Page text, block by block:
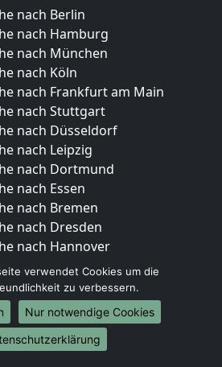
nach Berlin
nach Hamburg
nach München
nach Köln
nach Frankfurt am Main
nach Stuttgart
nach Düsseldorf
nach Leipzig
nach Dortmund
nach Essen
nach Bremen
nach Dresden
nach Hannover
nach Nürnberg
nach Duisburg
nach Bochum
nach Wuppertal
nach Bielefeld
verwendet Cookies um die
zu verbessern.
Nur notwendige Cookies